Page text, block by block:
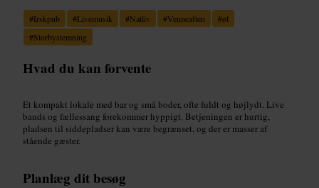
#Irskpub #Livemusik #Natliv #Venneaften #øl
#Storbystemning
Hvad du kan forvente
Et kompakt lokale med bar og små boder, ofte fuldt og højlydt. Live
bands og fællessang forekommer hyppigt. Betjeningen er hurtig,
pladsen til siddepladser kan være begrænset, og der er masser af
stående gæster.
Planlæg dit besøg